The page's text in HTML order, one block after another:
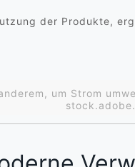
der Produkte,
um Strom